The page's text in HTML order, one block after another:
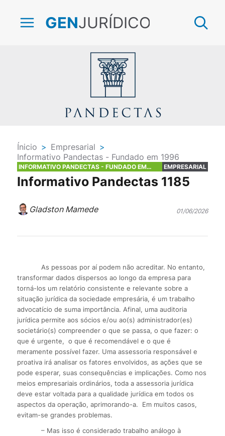
GENJURÍDICO
Ínicio > Empresarial >
Informativo Pandectas - Fundado em 1996
INFORMATIVO PANDECTAS - FUNDADO EM
EMPRESARIAL
Informativo Pandectas 1185
Gladston Mamede 01/06/2026
As pessoas por aí podem não acreditar. No entanto,
transformar dados dispersos ao longo da empresa para
torná-los um relatório consistente e relevante sobre a
situação jurídica da sociedade empresária, é um trabalho
advocatício de suma importância. Afinal, uma auditoria
jurídica permite aos sócios e/ou ao(s) administrador(es)
societário(s) compreender o que se passa, o que fazer: o
que é urgente, o que é recomendável e o que é
meramente possível fazer. Uma assessoria responsável e
proativa irá analisar os fatores envolvidos, as ações que se
pode esperar, suas consequências e implicações. Como nos
meios empresariais ordinários, toda a assessoria jurídica
deve estar voltada para a qualidade jurídica em todos os
aspectos da operação, aprimorando-a. Em muitos casos,
evitam-se grandes problemas.
– Mas isso é considerado trabalho análogo à